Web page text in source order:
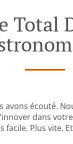
Total
avons écouté.
dans
facile. Plus vite.